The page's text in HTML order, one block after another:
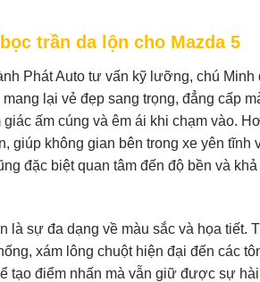
trần da lộn cho Mazda 5
Phát Auto tư vấn kỹ lưỡng, chú
lại vẻ đẹp sang trọng, đẳng cấp
giác ấm cúng và êm ái khi chạm vào.
giúp không gian bên trong xe yên
đặc biệt quan tâm đến độ bền và
là sự đa dạng về màu sắc và họa tiết.
xám lông chuột hiện đại đến các
tạo điểm nhấn mà vẫn giữ được sự